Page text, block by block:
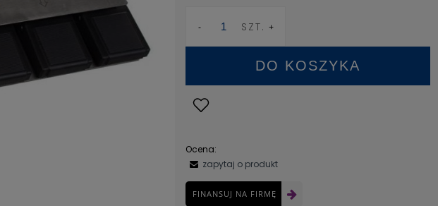
SZT.
DO KOSZYKA
Ocena:
zapytaj o produkt
FINANSUJ NA FIRMĘ